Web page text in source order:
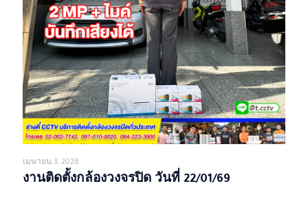
เมษายน 3, 2026
งานติดตั้งกล้องวงจรปิด วันที่ 22/01/69